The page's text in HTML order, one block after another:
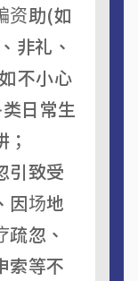
资助(如
非礼、
不小心
日常生
引致受
因场地
忽、
索等不